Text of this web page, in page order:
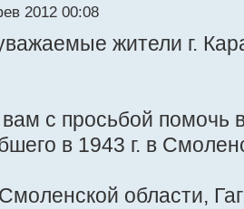
2012 00:08
жители г.
с просьбой помочь
в 1943 г. в
области,